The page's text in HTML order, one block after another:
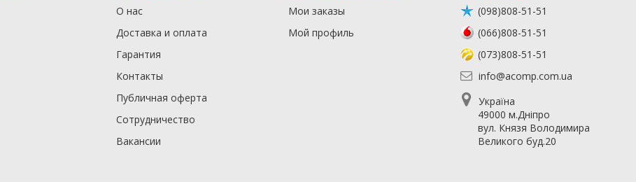
О нас
Доставка и оплата
Гарантия
Контакты
Публичная оферта
Сотрудничество
Вакансии
Мои заказы
Мой профиль
(098)808-51-51
(066)808-51-51
(073)808-51-51
info@acomp.com.ua
Україна
49000 м.Дніпро
вул. Князя Володимира
Великого буд.20